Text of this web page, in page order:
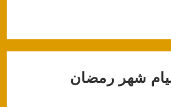
شهر رمضان